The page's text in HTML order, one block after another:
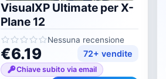
VisualXP Ultimate per X-
Plane 12
Nessuna recensione
€6.19 72+ vendite
Chiave subito via email